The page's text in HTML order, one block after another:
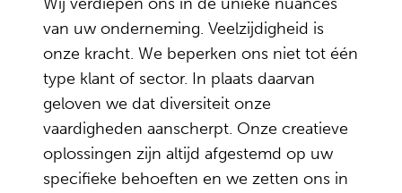
van uw onderneming. Veelzijdigheid is
onze kracht. We beperken ons niet tot één
type klant of sector. In plaats daarvan
geloven we dat diversiteit onze
vaardigheden aanscherpt. Onze creatieve
oplossingen zijn altijd afgestemd op uw
specifieke behoeften en we zetten ons in